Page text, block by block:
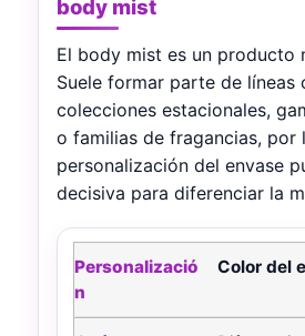
body mist
El body mist es un producto
Suele formar parte de líneas
colecciones estacionales,
o familias de fragancias, por
personalización del envase
decisiva para diferenciar la
Opciones de personalización
Color del